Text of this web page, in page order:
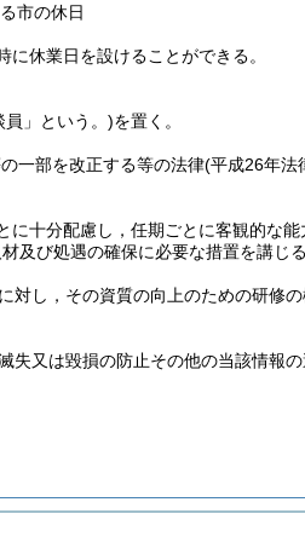
市の休日
休業日を設けることができる。
員」という。)を置く。
一部を改正する等の法律(平成26年法
十分配慮し，任期ごとに客観的な
及び処遇の確保に必要な措置を講じる
し，その資質の向上のための研修
又は毀損の防止その他の当該情報